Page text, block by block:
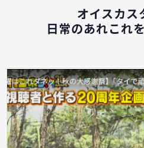
オイスカス
日常のあれこれ